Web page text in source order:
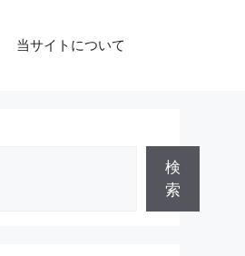
当サイトについて
検
索